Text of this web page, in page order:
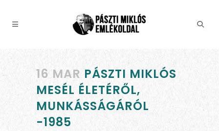
16 MAR PÁSZTI MIKLÓS
MESÉL ÉLETÉRŐL,
MUNKÁSSÁGÁRÓL
-1985